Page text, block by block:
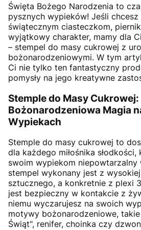
Święta Bożego Narodzenia to
pysznych wypieków! Jeśli chcesz
świątecznym ciasteczkom,
wyjątkowy charakter, mamy dla
– stempel do masy cukrowej z
bożonarodzeniowymi. W tym
Ci nie tylko ten fantastyczny
pomysły na jego kreatywne
Stemple do Masy Cukrowej:
Bożonarodzeniowa Magia
Wypiekach
Stemple do masy cukrowej to
dla każdego miłośnika
swoim wypiekom niepowtarzalny
stempel wykonany jest z
sztucznego, a konkretnie z plexi
jest bezpieczny w kontakcie z
niemu wyczarujesz na swoich
motywy bożonarodzeniowe, takie
Świąt", renifer, choinka czy